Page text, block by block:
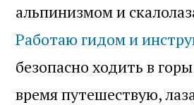
альпинизмом и
Работаю гидом и
безопасно ходить в
время путешествую,